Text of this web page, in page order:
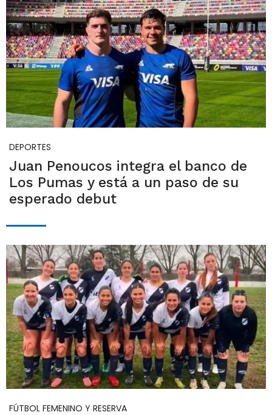
DEPORTES
Juan Penoucos integra el banco de
Los Pumas y está a un paso de su
esperado debut
FÚTBOL FEMENINO Y RESERVA